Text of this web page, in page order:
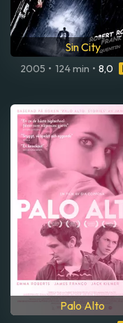
Sin City
2005 • 124 min • 8,0
Palo Alto